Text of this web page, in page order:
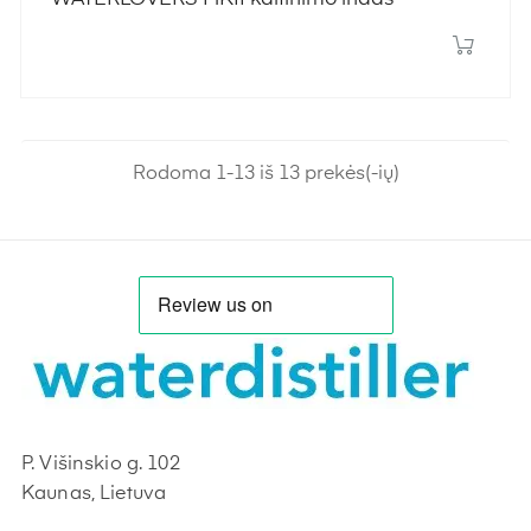
Rodoma 1-13 iš 13 prekės(-ių)
P. Višinskio g. 102
Kaunas, Lietuva